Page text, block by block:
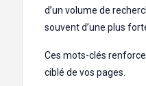
d’un volume de
souvent d’une plus
Ces mots-clés
ciblé de vos pages.